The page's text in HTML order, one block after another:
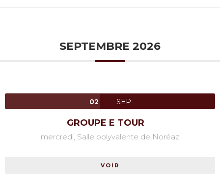
SEPTEMBRE 2026
02 SEP
GROUPE E TOUR
mercredi, Salle polyvalente de Noréaz
VOIR